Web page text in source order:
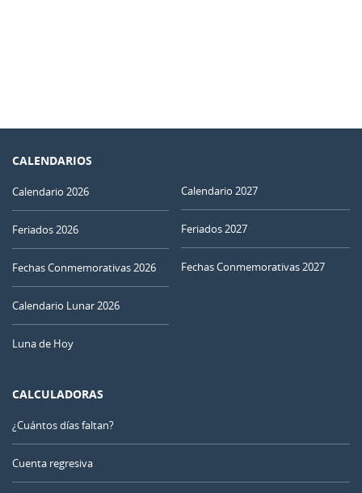
CALENDARIOS
Calendario 2026
Feriados 2026
Fechas Conmemorativas 2026
Calendario Lunar 2026
Luna de Hoy
Calendario 2027
Feriados 2027
Fechas Conmemorativas 2027
CALCULADORAS
¿Cuántos días faltan?
Cuenta regresiva